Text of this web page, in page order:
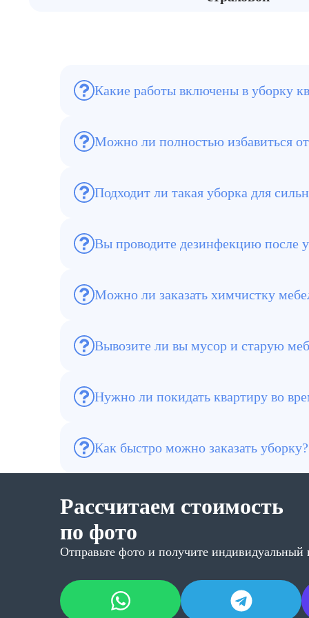
Какие работы включены в уборку
Мы проводим генеральную уборку,
Можно ли полностью избавиться
Да, мы используем профессиональные
Подходит ли такая уборка для
Да, мы работаем с любыми сложными
Вы проводите дезинфекцию после
Обязательно! Мы используем
Можно ли заказать химчистку
Да, если мягкая мебель или ковры
Вывозите ли вы мусор и старую
Да, мы можем организовать вывоз
Нужно ли покидать квартиру во
Это не обязательно, но при проведении
Как быстро можно заказать уборку?
Мы готовы выехать на объект в
Рассчитаем стоимость
по фото
Отправьте фото и получите индивидуальный